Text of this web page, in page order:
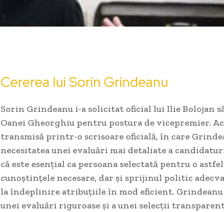
Cererea lui Sorin Grindeanu
Sorin Grindeanu i-a solicitat oficial lui Ilie Bolojan
Oanei Gheorghiu pentru postura de vicepremier.
transmisă printr-o scrisoare oficială, în care
necesitatea unei evaluări mai detaliate a
că este esențial ca persoana selectată pentru o
cunoștințele necesare, dar și sprijinul politic
la îndeplinire atribuțiile în mod eficient.
unei evaluări riguroase și a unei selecții